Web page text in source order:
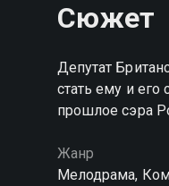
Сюжет
Депутат
стать ему и
прошлое сэра
Жанр
Мелодрама,